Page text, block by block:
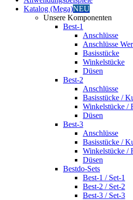
Katalog (Mega)NEU
Unsere Komponenten
Best-1
Anschlüsse
Anschlüsse
Basisstücke
Winkelstücke
Düsen
Best-2
Anschlüsse
Basisstücke /
Winkelstücke /
Düsen
Best-3
Anschlüsse
Basisstücke /
Winkelstücke /
Düsen
Bestdo-Sets
Best-1 / Set-1
Best-2 / Set-2
Best-3 / Set-3